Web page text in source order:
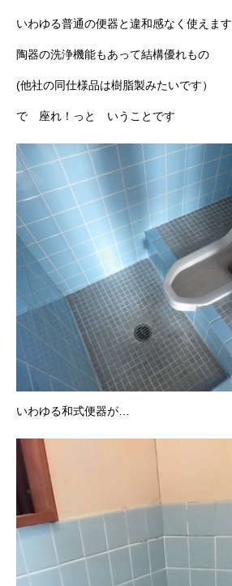
いわゆる普通の便器と違和感なく使えます
陶器の洗浄機能もあって結構優れもの
(他社の同仕様品は樹脂製みたいです）
で 座れ！っと いうことです
いわゆる和式便器が…